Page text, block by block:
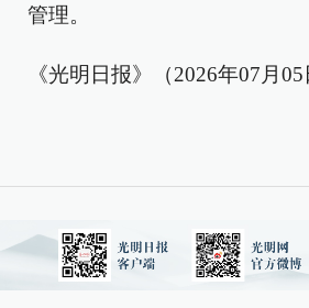
管理。
《光明日报》（2026年07月05